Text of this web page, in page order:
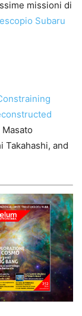
missioni di
Subaru
Masato
Takahashi, and